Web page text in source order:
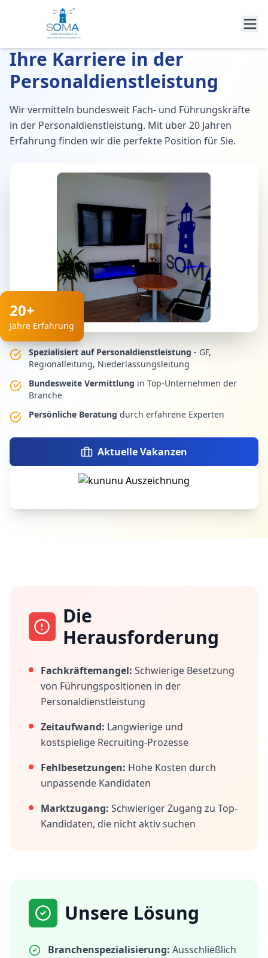
Ihre Karriere in der
Personaldienstleistung
Wir vermitteln bundesweit Fach- und Führungskräfte
in der Personaldienstleistung. Mit über 20 Jahren
Erfahrung finden wir die perfekte Position für Sie.
20+
Jahre Erfahrung
Spezialisiert auf Personaldienstleistung - GF,
Regionalleitung, Niederlassungsleitung
Bundesweite Vermittlung in Top-Unternehmen der
Branche
Persönliche Beratung durch erfahrene Experten
Aktuelle Vakanzen
Die
Herausforderung
Fachkräftemangel: Schwierige Besetzung
von Führungspositionen in der
Personaldienstleistung
Zeitaufwand: Langwierige und
kostspielige Recruiting-Prozesse
Fehlbesetzungen: Hohe Kosten durch
unpassende Kandidaten
Marktzugang: Schwieriger Zugang zu Top-
Kandidaten, die nicht aktiv suchen
Unsere Lösung
Branchenspezialisierung: Ausschließlich